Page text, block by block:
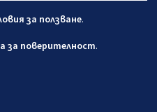
за ползване.
за поверителност.